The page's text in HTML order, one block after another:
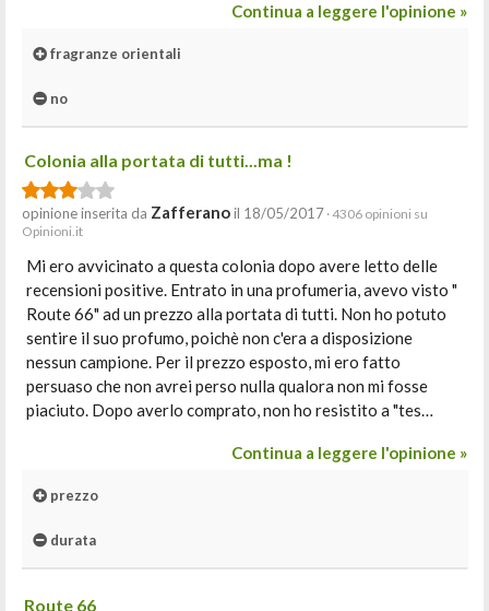
Continua a leggere l'opinione »
fragranze orientali
no
Colonia alla portata di tutti...ma !
opinione inserita da Zafferanoil 18/05/2017 · 4306 opinioni su
Opinioni.it
Mi ero avvicinato a questa colonia dopo avere letto delle
recensioni positive. Entrato in una profumeria, avevo visto "
Route 66" ad un prezzo alla portata di tutti. Non ho potuto
sentire il suo profumo, poichè non c'era a disposizione
nessun campione. Per il prezzo esposto, mi ero fatto
persuaso che non avrei perso nulla qualora non mi fosse
piaciuto. Dopo averlo comprato, non ho resistito a "tes…
Continua a leggere l'opinione »
prezzo
durata
Route 66